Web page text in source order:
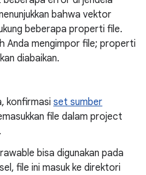
bahwa vektor
beberapa properti file.
Anda mengimpor file; properti
diabaikan.
konfirmasi set sumber
file dalam project
.
bisa digunakan pada
file ini masuk ke direktori